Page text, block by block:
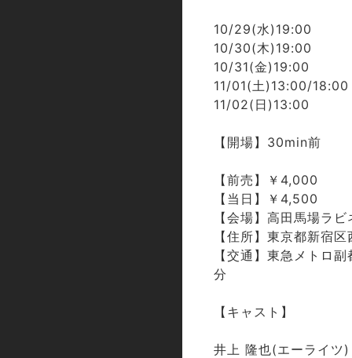
10/29(水)19:00
10/30(木)19:00
10/31(金)19:00
11/01(土)13:00/18:00
11/02(日)13:00
【開場】30min前
【前売】￥4,000
【当日】￥4,500
【会場】高田馬場ラ
【住所】東京都新宿
【交通】東急メトロ
分
【キャスト】
井上 隆也(エーライツ)